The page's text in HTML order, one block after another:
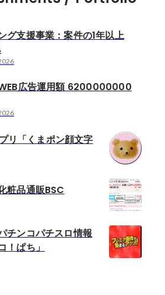
グ支援事業：案件の1年以上
広告運用額 6200000000
リ「くまポン顔文字
粧品通販BSC
チンコパチスロ情報
！ぱち」